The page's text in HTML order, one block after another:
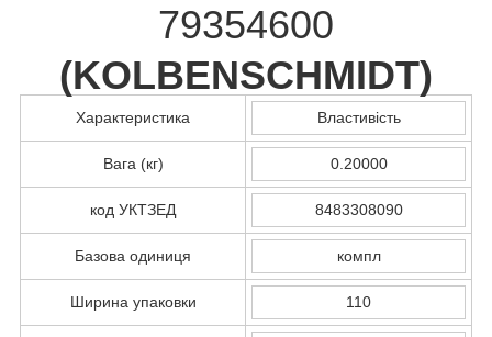
79354600
(KOLBENSCHMIDT)
Характеристика Властивість
Вага (кг) 0.20000
код УКТЗЕД 8483308090
Базова одиниця компл
Ширина упаковки 110